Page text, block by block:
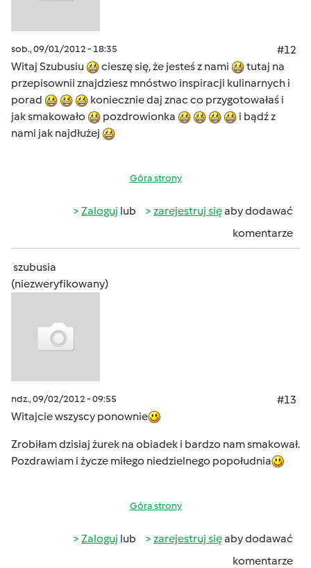
sob., 09/01/2012 - 18:35
#12
Witaj Szubusiu
cieszę się, że jesteś z nami
tutaj na
przepisownii znajdziesz mnóstwo inspiracji kulinarnych i
porad
koniecznie daj znac co przygotowałaś i
jak smakowało
pozdrowionka
i bądź z
nami jak najdłużej
Góra strony
Zaloguj lub zarejestruj sięaby dodawać
komentarze
szubusia
(niezweryfikowany)
ndz., 09/02/2012 - 09:55
#13
Witajcie wszyscy ponownie
Zrobiłam dzisiaj żurek na obiadek i bardzo nam smakował.
Pozdrawiam i życze miłego niedzielnego popołudnia
Góra strony
Zaloguj lub zarejestruj sięaby dodawać
komentarze